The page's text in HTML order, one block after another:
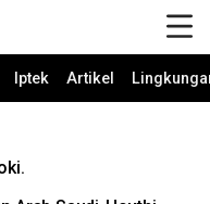
Iptek Artikel